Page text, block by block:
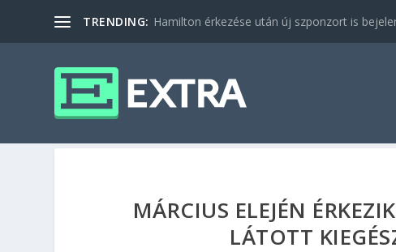
TRENDING: Hamilton érkezése után új szponzort is
MÁRCIUS ELEJÉN
LÁTOTT